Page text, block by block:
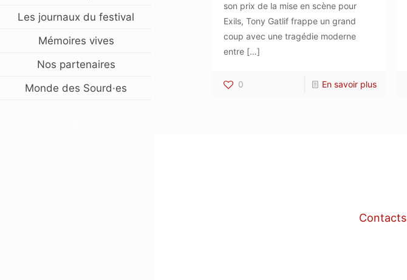
Les journaux du festival
Mémoires vives
Nos partenaires
Monde des Sourd·es
son prix de la mise en scène pour
Exils, Tony Gatlif frappe un grand
coup avec une tragédie moderne
entre […]
0 En savoir plus
Contacts